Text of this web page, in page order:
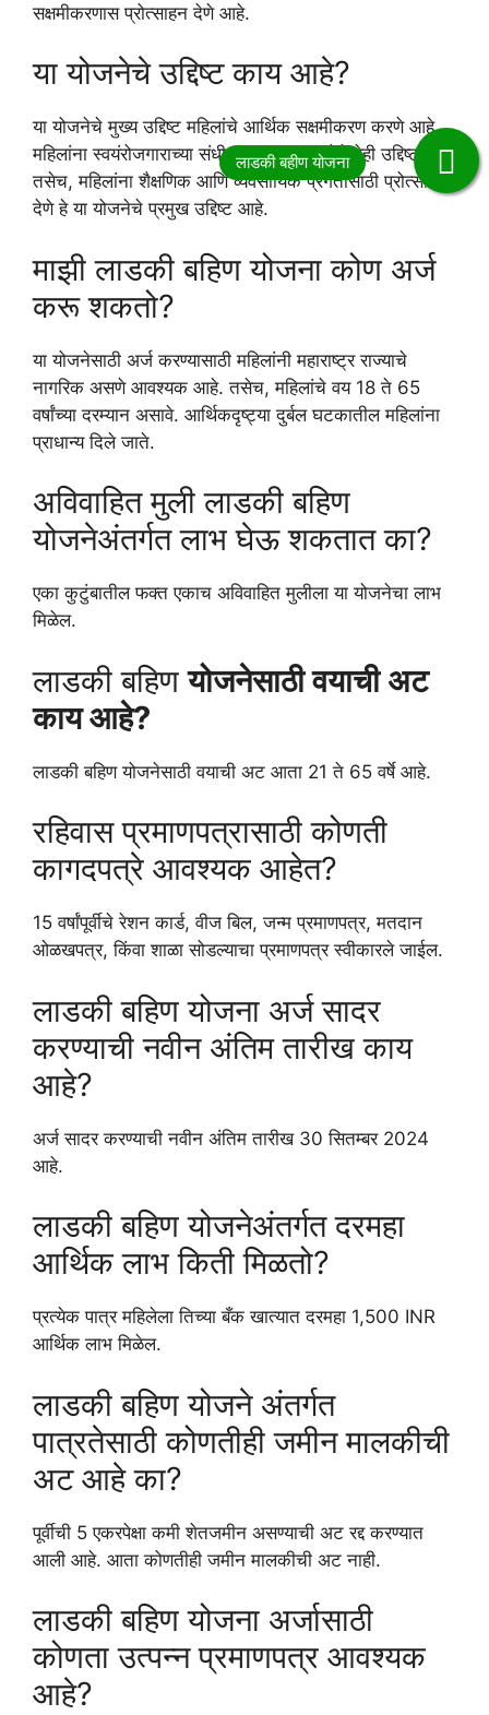
सक्षमीकरणास प्रोत्साहन देणे आहे.
या योजनेचे उद्दिष्ट काय आहे?
या योजनेचे मुख्य उद्दिष्ट महिलांचे आर्थिक सक्षमीकरण करणे आहे.
महिलांना स्वयंरोजगाराच्या संधी उपलब्ध करून देणे हेही उद्दिष्ट आहे.
तसेच, महिलांना शैक्षणिक आणि व्यवसायिक प्रगतीसाठी प्रोत्साहन
देणे हे या योजनेचे प्रमुख उद्दिष्ट आहे.
माझी लाडकी बहिण योजना कोण अर्ज
करू शकतो?
या योजनेसाठी अर्ज करण्यासाठी महिलांनी महाराष्ट्र राज्याचे
नागरिक असणे आवश्यक आहे. तसेच, महिलांचे वय 18 ते 65
वर्षांच्या दरम्यान असावे. आर्थिकदृष्ट्या दुर्बल घटकातील महिलांना
प्राधान्य दिले जाते.
अविवाहित मुली लाडकी बहिण
योजनेअंतर्गत लाभ घेऊ शकतात का?
एका कुटुंबातील फक्त एकाच अविवाहित मुलीला या योजनेचा लाभ
मिळेल.
लाडकी बहिणयोजनेसाठी वयाची अट
काय आहे?
लाडकी बहिण योजनेसाठी वयाची अट आता 21 ते 65 वर्षे आहे.
रहिवास प्रमाणपत्रासाठी कोणती
कागदपत्रे आवश्यक आहेत?
15 वर्षांपूर्वीचे रेशन कार्ड, वीज बिल, जन्म प्रमाणपत्र, मतदान
ओळखपत्र, किंवा शाळा सोडल्याचा प्रमाणपत्र स्वीकारले जाईल.
लाडकी बहिण योजना अर्ज सादर
करण्याची नवीन अंतिम तारीख काय
आहे?
अर्ज सादर करण्याची नवीन अंतिम तारीख 30 सितम्बर 2024
आहे.
लाडकी बहिण योजनेअंतर्गत दरमहा
आर्थिक लाभ किती मिळतो?
प्रत्येक पात्र महिलेला तिच्या बँक खात्यात दरमहा 1,500 INR
आर्थिक लाभ मिळेल.
लाडकी बहिण योजने अंतर्गत
पात्रतेसाठी कोणतीही जमीन मालकीची
अट आहे का?
पूर्वीची 5 एकरपेक्षा कमी शेतजमीन असण्याची अट रद्द करण्यात
आली आहे. आता कोणतीही जमीन मालकीची अट नाही.
लाडकी बहिण योजना अर्जासाठी
कोणता उत्पन्न प्रमाणपत्र आवश्यक
आहे?